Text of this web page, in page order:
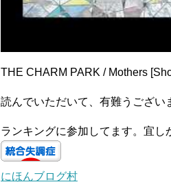
THE CHARM PARK / Mothers
読んでいただいて、有難うござい
ランキングに参加してます。宜し
にほんブログ村